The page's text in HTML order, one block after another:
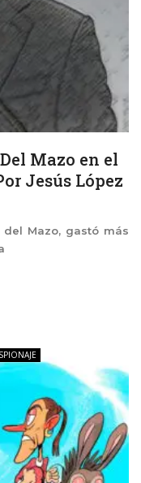
Mazo en el
Jesús López
Mazo, gastó más